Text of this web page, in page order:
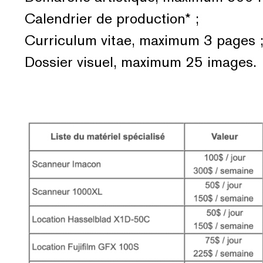
Calendrier de production* ;
Curriculum vitae, maximum 3 pages ;
Dossier visuel, maximum 25 images.